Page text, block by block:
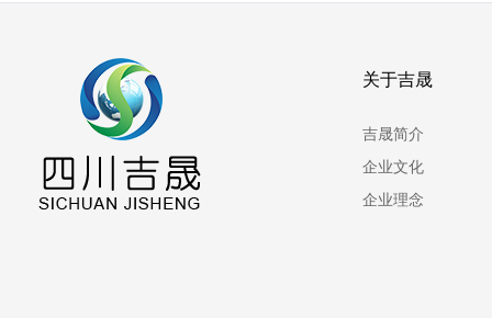
关于吉晟
吉晟简介
企业文化
企业理念